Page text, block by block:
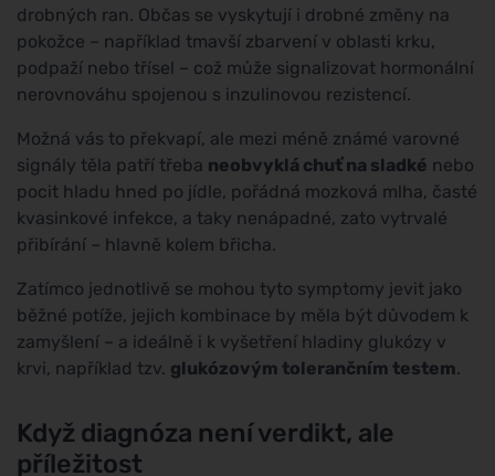
drobných ran. Občas se vyskytují i drobné změny na
pokožce – například tmavší zbarvení v oblasti krku,
podpaží nebo třísel – což může signalizovat hormonální
nerovnováhu spojenou s inzulinovou rezistencí.
Možná vás to překvapí, ale mezi méně známé varovné
signály těla patří třeba neobvyklá chuť na sladké nebo
pocit hladu hned po jídle, pořádná mozková mlha, časté
kvasinkové infekce, a taky nenápadné, zato vytrvalé
přibírání – hlavně kolem břicha.
Zatímco jednotlivě se mohou tyto symptomy jevit jako
běžné potíže, jejich kombinace by měla být důvodem k
zamyšlení – a ideálně i k vyšetření hladiny glukózy v
krvi, například tzv. glukózovým tolerančním testem.
Když diagnóza není verdikt, ale
příležitost